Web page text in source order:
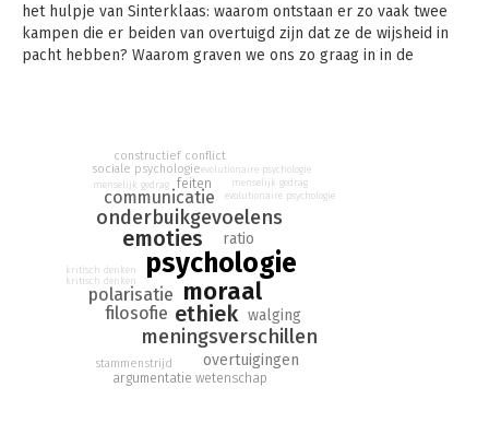
het hulpje van Sinterklaas: waarom ontstaan er zo vaak twee
kampen die er beiden van overtuigd zijn dat ze de wijsheid in
pacht hebben? Waarom graven we ons zo graag in in de
deze vragen te beantwoorden. Daarbij verwijst hij gretig naar
de nieuwste inzichten van psychologen, antropologen,
biologen, filosofen en een achttiende-eeuwse predikant met
een voorliefde voor biljart. Hij komt tot een ontnuchterende
conclusie: niet onze ratio, maar wel onze emoties zijn heer en
meester over ons denken.
Gelukkig, zo voegt Mersch eraan toe, zijn er manieren om dit
tegen te gaan. Iets wat hij boeiend en met hilarische
voorbeelden aan de lezer presenteert.Waarom iedereen altijd
gelijk heeftis het ideale boek om meer inzicht te krijgen in de
strapatsen van de menselijke geest.
psychologie
moraal
ethiek
emoties
onderbuikgevoelens
meningsverschillen
filosofie
communicatie
polarisatie
ratio
walging
overtuigingen
wetenschap
feiten
argumentatie
stammenstrijd
sociale psychologie
constructief conflict
menselijk gedrag
kritisch denken
evolutionaire psychologie
menselijk gedrag
kritisch denken
evolutionaire psychologie